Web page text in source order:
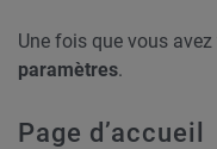
Une fois que vous
paramètres.
Page d’accueil